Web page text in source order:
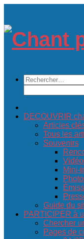
content
Rechercher :
DECOUVRIR
Articles
Tous les
Souvenirs
Mini-
Guide du
PARTICIPER à
Chercher
Pages de